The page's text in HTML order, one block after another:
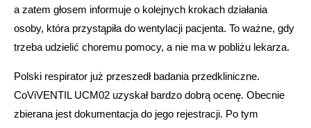
a zatem głosem informuje o kolejnych krokach działania
osoby, która przystąpiła do wentylacji pacjenta. To ważne, gdy
trzeba udzielić choremu pomocy, a nie ma w pobliżu lekarza.
Polski respirator już przeszedł badania przedkliniczne.
CoViVENTIL UCM02 uzyskał bardzo dobrą ocenę. Obecnie
zbierana jest dokumentacja do jego rejestracji. Po tym